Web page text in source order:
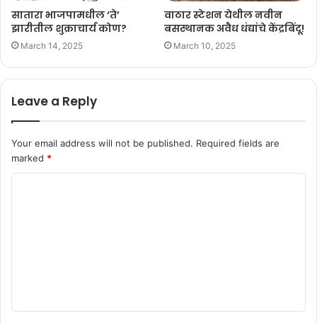
सातारा भाजपामधील ‘ते’
झारीतील शुक्राचार्य कोण?
March 14, 2025
वाठार स्टेशन येथील नवीन
बसस्थानक अवैध धंद्यांचे केंद्रबिंदू!
March 10, 2025
Leave a Reply
Your email address will not be published. Required fields are
marked *
t